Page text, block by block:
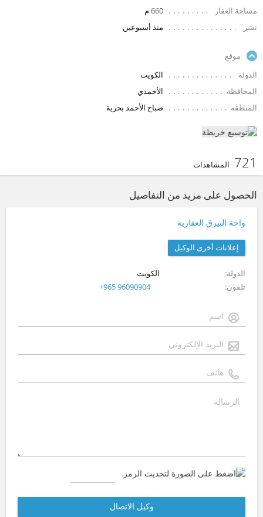
مساحة العقار
660 م
نشر
منذ أسبوعين
موقع
الدولة
الكويت
المحافظة
الأحمدي
المنطقه
صباح الأحمد بحرية
721 المشاهدات
الحصول على مزيد من التفاصيل
واحة البيرق العقارية
إعلانات أخرى الوكيل
الدولة
الكويت
تلفون
+965 96090904